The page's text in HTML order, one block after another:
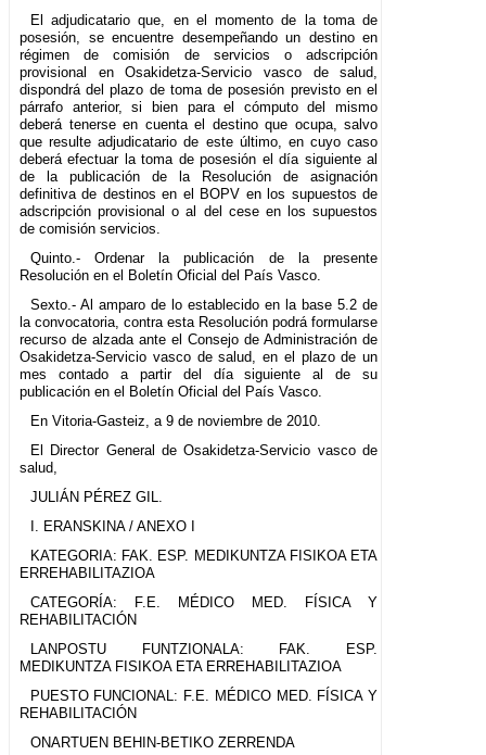
El adjudicatario que, en el momento de la toma de
posesión, se encuentre desempeñando un destino en
régimen de comisión de servicios o adscripción
provisional en Osakidetza-Servicio vasco de salud,
dispondrá del plazo de toma de posesión previsto en el
párrafo anterior, si bien para el cómputo del mismo
deberá tenerse en cuenta el destino que ocupa, salvo
que resulte adjudicatario de este último, en cuyo caso
deberá efectuar la toma de posesión el día siguiente al
de la publicación de la Resolución de asignación
definitiva de destinos en el BOPV en los supuestos de
adscripción provisional o al del cese en los supuestos
de comisión servicios.
Quinto.- Ordenar la publicación de la presente
Resolución en el Boletín Oficial del País Vasco.
Sexto.- Al amparo de lo establecido en la base 5.2 de
la convocatoria, contra esta Resolución podrá formularse
recurso de alzada ante el Consejo de Administración de
Osakidetza-Servicio vasco de salud, en el plazo de un
mes contado a partir del día siguiente al de su
publicación en el Boletín Oficial del País Vasco.
En Vitoria-Gasteiz, a 9 de noviembre de 2010.
El Director General de Osakidetza-Servicio vasco de
salud,
JULIÁN PÉREZ GIL.
I. ERANSKINA / ANEXO I
KATEGORIA: FAK. ESP. MEDIKUNTZA FISIKOA ETA
ERREHABILITAZIOA
CATEGORÍA: F.E. MÉDICO MED. FÍSICA Y
REHABILITACIÓN
LANPOSTU FUNTZIONALA: FAK. ESP.
MEDIKUNTZA FISIKOA ETA ERREHABILITAZIOA
PUESTO FUNCIONAL: F.E. MÉDICO MED. FÍSICA Y
REHABILITACIÓN
ONARTUEN BEHIN-BETIKO ZERRENDA